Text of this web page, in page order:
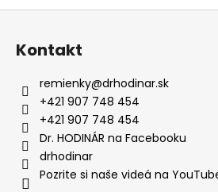
Z
Kontakt
remienky@drhodinar.sk
+421 907 748 454
+421 907 748 454
Dr. HODINÁR na Facebooku
drhodinar
Pozrite si naše videá na